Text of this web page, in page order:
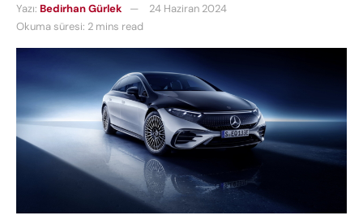
Yazı: Bedirhan Gürlek
24 Haziran 2024
Okuma süresi: 2 mins read